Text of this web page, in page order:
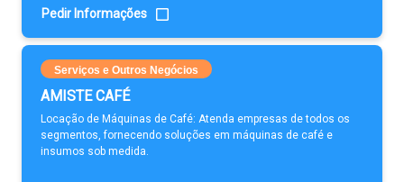
Pedir Informações
Serviços e Outros Negócios
AMISTE CAFÉ
Locação de Máquinas de Café: Atenda empresas de todos os
segmentos, fornecendo soluções em máquinas de café e
insumos sob medida.